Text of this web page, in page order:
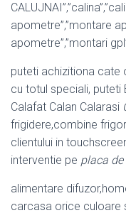
apometre”,”montare
apometre”,”montari
puteti achizitiona cate
cu totul speciali, puteti
Calafat Calan Calarasi
frigidere,combine
clientului in
interventie pe placa
alimentare
carcasa orice culoare